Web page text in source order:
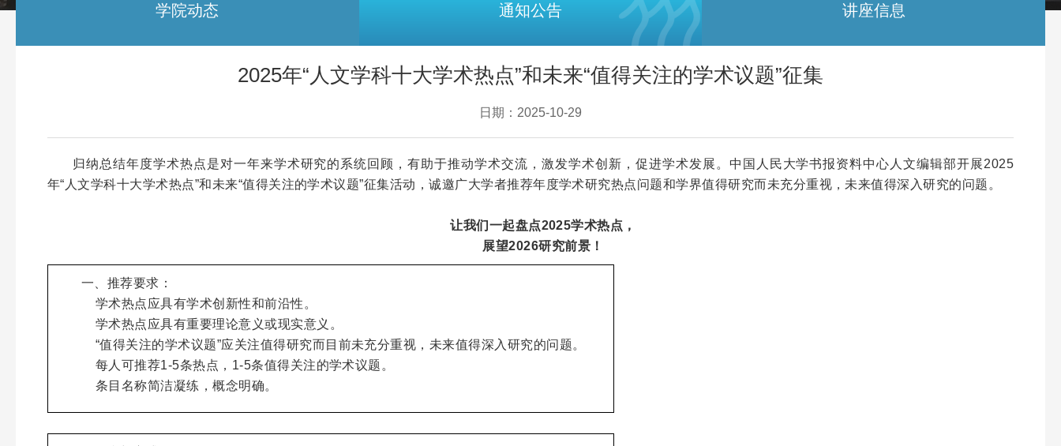
学院动态 通知公告 讲座信息
2025年“人文学科十大学术热点”和未来“值得关注的学术议题”征集
日期：2025-10-29
归纳总结年度学术热点是对一年来学术研究的系统回顾，有助于推动学术交流，激发学术创新，促进学术发展。中国人民大学书报资料中心人文编辑部开展2025
年“人文学科十大学术热点”和未来“值得关注的学术议题”征集活动，诚邀广大学者推荐年度学术研究热点问题和学界值得研究而未充分重视，未来值得深入研究的问题。
让我们一起盘点2025学术热点，
展望2026研究前景！
一、推荐要求：
学术热点应具有学术创新性和前沿性。
学术热点应具有重要理论意义或现实意义。
“值得关注的学术议题”应关注值得研究而目前未充分重视，未来值得深入研究的问题。
每人可推荐1-5条热点，1-5条值得关注的学术议题。
条目名称简洁凝练，概念明确。